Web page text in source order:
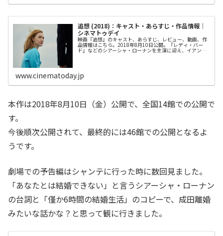
追想 (2018)：キャスト・あらすじ・作品情報｜
シネマトゥデイ
映画『追想』のキャスト、あらすじ、レビュー、動画、作
品情報はこちら。2018年8月10日公開。『レディ・バー
ド』などのシアーシャ・ローナンを主演に迎え、イアン・
www.cinematoday.jp
本作は2018年8月10日（金）公開で、全国14館での公開で
す。
今後順次公開されて、最終的には46館での公開となるよ
うです。
劇場での予告編はシャンテに行った時に数回見ました。
「あなたとは結婚できない」と言うシアーシャ・ローナン
の台詞と「僅か6時間の結婚生活」のコピーで、成田離婚
みたいな話かな？と思って観に行きました。